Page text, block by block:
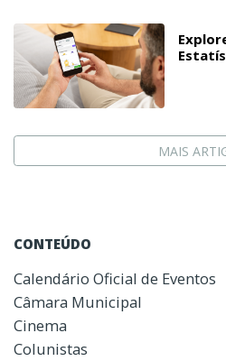
MAIS
CONTEÚDO
Calendário Oficial de Eventos
Câmara Municipal
Cinema
Colunistas